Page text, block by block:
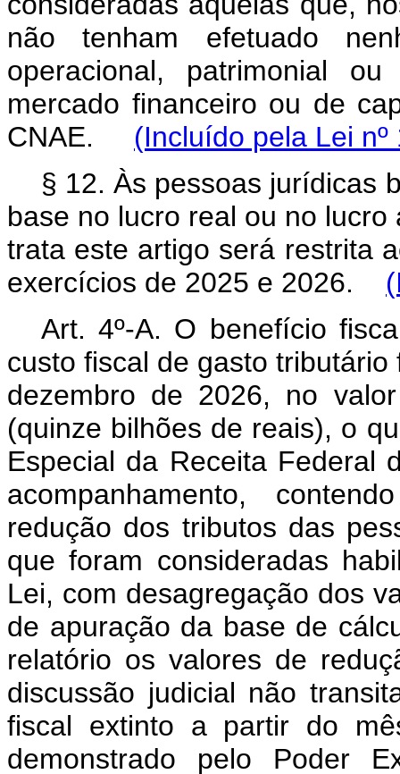
não tenham efetuado
operacional, patrimonial
mercado financeiro ou de
CNAE. (Incluído pela Lei
§ 12. Às pessoas jurídicas
base no lucro real ou no
trata este artigo será restrita
exercícios de 2025 e 2026.
Art. 4º-A. O benefício
custo fiscal de gasto
dezembro de 2026, no
(quinze bilhões de reais), o
Especial da Receita Federal
acompanhamento,
redução dos tributos das
que foram consideradas
Lei, com desagregação dos
de apuração da base de
relatório os valores de
discussão judicial não
fiscal extinto a partir do
demonstrado pelo Poder